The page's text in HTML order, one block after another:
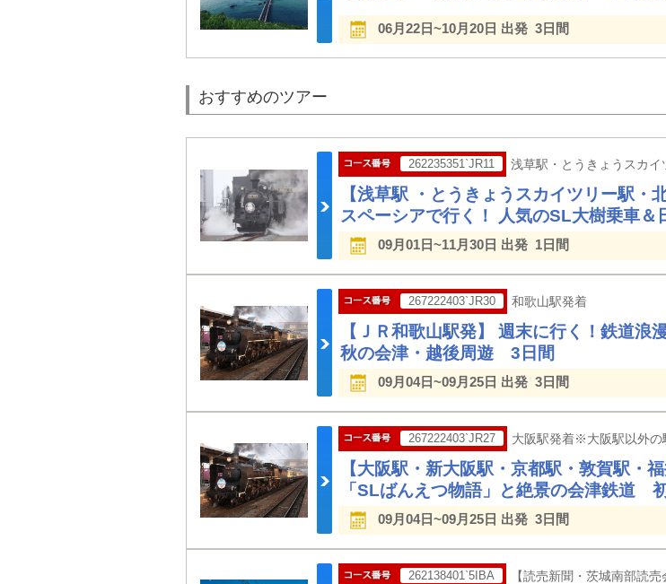
06月22日~10月20日 出発 3日間
おすすめのツアー
262235351`JR11 浅草駅・とうきょうスカ
【浅草駅 ・とうきょうスカイツリー駅
スペーシアで行く！ 人気のSL大樹乗車
09月01日~11月30日 出発 1日間
267222403`JR30 和歌山駅発着
【ＪＲ和歌山駅発】 週末に行く！鉄道
秋の会津・越後周遊 3日間
09月04日~09月25日 出発 3日間
267222403`JR27 大阪駅発着※大阪駅以外の
【大阪駅・新大阪駅・京都駅・敦賀駅・
「SLばんえつ物語」と絶景の会津鉄道
09月04日~09月25日 出発 3日間
262138401`5IBA 【読売新聞・茨城南部読